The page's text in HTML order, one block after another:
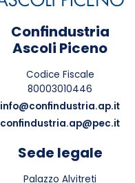
Confindustria
Ascoli Piceno
Codice Fiscale
80003010446
info@confindustria.ap.it
confindustria.ap@pec.it
Sede legale
Palazzo Alvitreti